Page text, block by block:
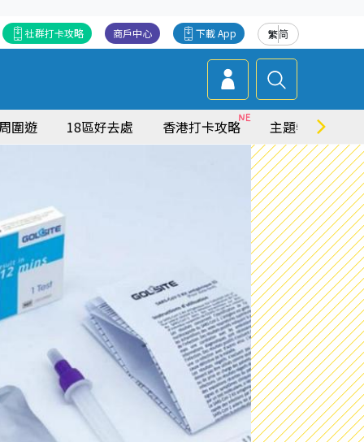
繁简
下載 App
商戶中心
社群打卡攻略
圍遊 18區好去處 香港打卡攻略 主題特集